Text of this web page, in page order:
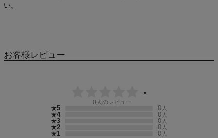
い。
お客様レビュー
-
0 人のレビュー
★5 0 人
★4 0 人
★3 0 人
★2 0 人
★1 0 人